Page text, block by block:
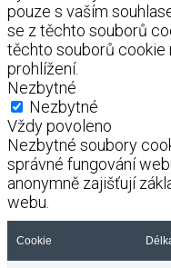
pouze s vaším
se z těchto souborů
těchto souborů cookie
prohlížení.
Nezbytné
Nezbytné
Vždy povoleno
Nezbytné soubory
správné fungování
anonymně zajišťují
webu.
Cookie